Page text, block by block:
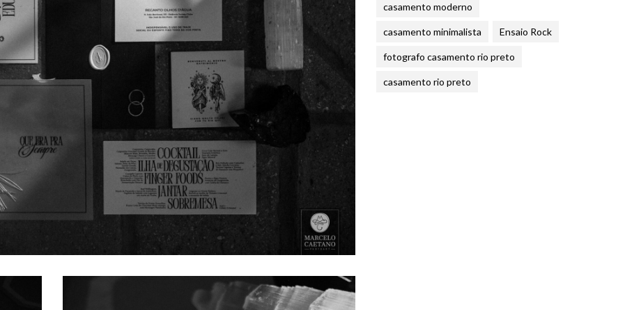
casamento moderno
casamento minimalista Ensaio Rock
fotografo casamento rio preto
casamento rio preto